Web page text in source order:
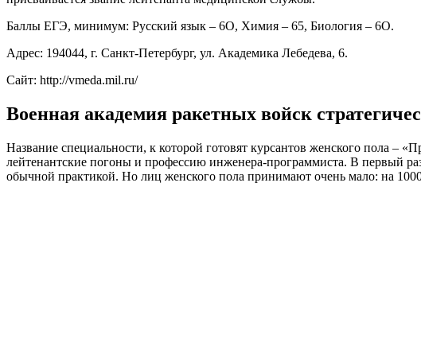
Баллы ЕГЭ, минимум: Русский язык – 6О, Химия – 65, Биология – 6О.
Адрес: 194044, г. Санкт-Петербург, ул. Академика Лебедева, 6.
Сайт: http://vmeda.mil.ru/
Военная академия ракетных войск
Название специальности, к которой готовят курсантов женского пола –
лейтенантские погоны и профессию инженера-программиста. В первый
обычной практикой. Но лиц женского пола принимают очень мало: на